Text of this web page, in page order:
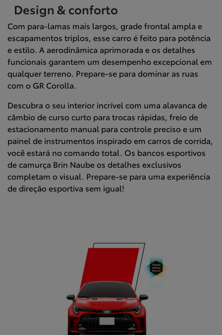
Design & conforto
Com para-lamas mais largos, grade frontal ampla e
escapamentos triplos, esse carro é feito para potência
e estilo. A aerodinâmica aprimorada e os detalhes
funcionais garantem um desempenho excepcional em
qualquer terreno. Prepare-se para dominar as ruas
com o GR Corolla.
Descubra o seu interior incrível com uma alavanca de
câmbio de curso curto para trocas rápidas, freio de
estacionamento manual para controle preciso e um
painel de instrumentos inspirado em carros de corrida,
você estará no comando total. Os bancos esportivos
de camurça Brin Naube os detalhes exclusivos
completam o visual. Prepare-se para uma experiência
de direção esportiva sem igual!